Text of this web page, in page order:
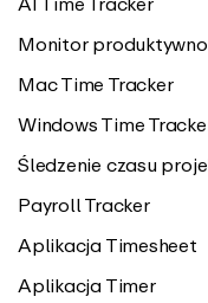
Monitor
Mac Time Tracker
Windows Time
Śledzenie czasu
Payroll Tracker
Aplikacja Timesheet
Aplikacja Timer